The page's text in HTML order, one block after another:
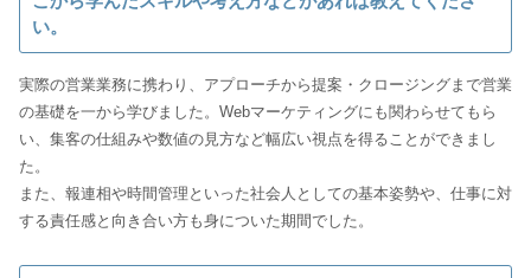
い。
実際の営業業務に携わり、アプローチから提案・クロージングまで営業
の基礎を一から学びました。Webマーケティングにも関わらせてもら
い、集客の仕組みや数値の見方など幅広い視点を得ることができまし
た。
また、報連相や時間管理といった社会人としての基本姿勢や、仕事に対
する責任感と向き合い方も身についた期間でした。